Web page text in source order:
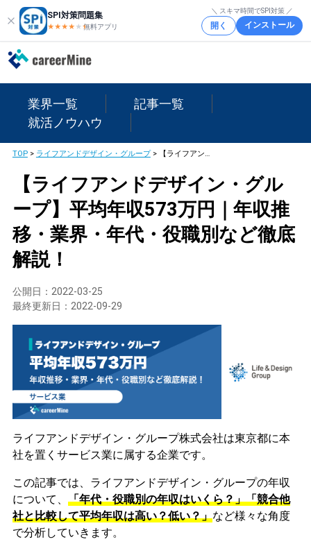
SPI対策問題集
★★★★ ★★
無料アプリ
＼ スキマ時間でSPI対策 ／
開く インストール
業界一覧
記事一覧
就活ノウハウ
TOP> ライフアンドデザイン・グループ> 【ライフアンドデザイン・グループ】平均年収573万円｜年収推移・業界・年代・役職別など徹底解説！
【ライフアンドデザイン・グル
ープ】平均年収573万円｜年収推
移・業界・年代・役職別など徹底
解説！
公開日： 2022-03-25
最終更新日： 2022-09-29
ライフアンドデザイン・グループ株式会社は東京都に本
社を置くサービス業に属する企業です。
この記事では、ライフアンドデザイン・グループの年収
について、 「年代・役職別の年収はいくら？」「競合他
社と比較して平均年収は高い？低い？」など様々な角度
で分析していきます。